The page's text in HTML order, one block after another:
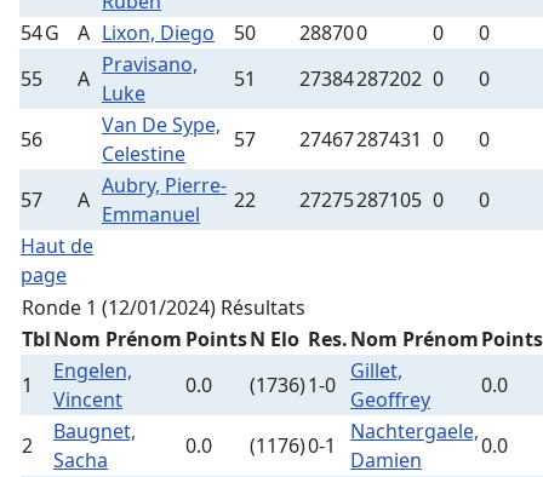
54G A Lixon, Diego 50 288700 0
0
55
A
Pravisano,
Luke
51 27384287202 0 0
56
Van De Sype,
Celestine
57 27467287431 0 0
57 A
Aubry, Pierre-
Emmanuel
22 27275287105 0
0
Haut de
page
Ronde 1 (12/01/2024) Résultats
TblNom Prénom PointsN Elo Res.Nom PrénomPoints
1
Engelen,
Vincent
0.0 (1736)1-0
Gillet,
Geoffrey
0.0
2
Baugnet,
Sacha
0.0 (1176)0-1
Nachtergaele,
Damien
0.0